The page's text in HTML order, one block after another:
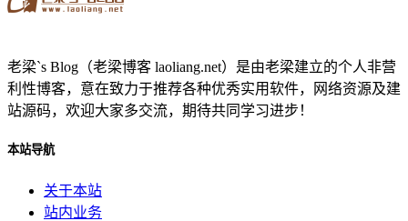
老梁`s Blog（老梁博客 laoliang.net）是由老梁建立的个人非营
利性博客，意在致力于推荐各种优秀实用软件，网络资源及建
站源码，欢迎大家多交流，期待共同学习进步！
本站导航
关于本站
站内业务